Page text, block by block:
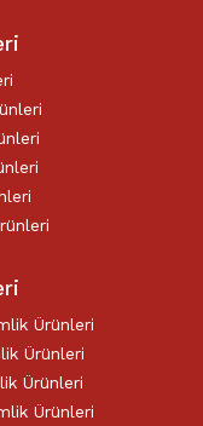
Ürünleri
Ürünleri
Ürünleri
Ürünleri